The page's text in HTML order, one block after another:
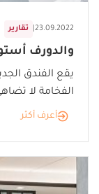
تقارير 23.09.2022
والدورف
يقع الفندق
الفخامة لا
أعرف أكثر